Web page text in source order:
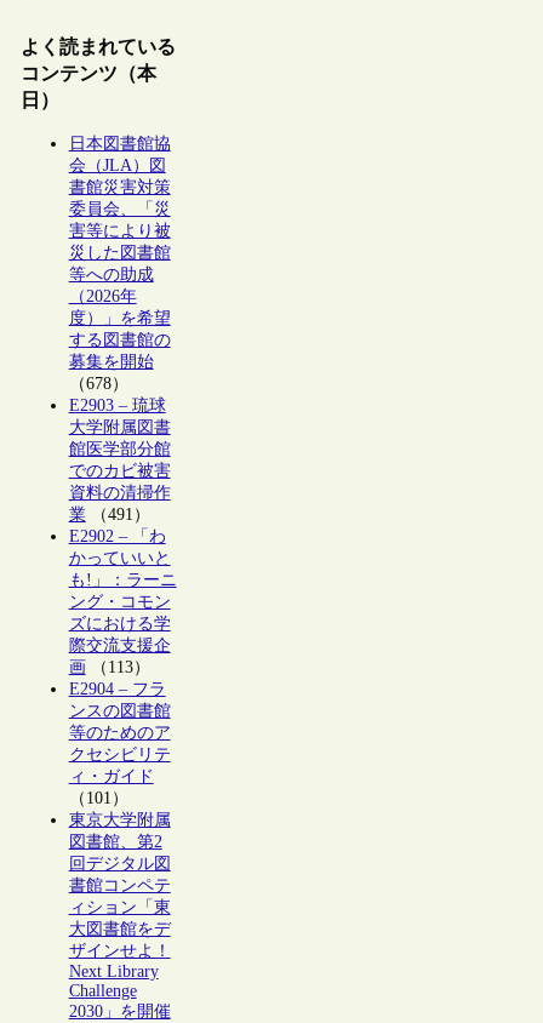
よく読まれている
コンテンツ（本
日）
日本図書館協
会（JLA）図
書館災害対策
委員会、「災
害等により被
災した図書館
等への助成
（2026年
度）」を希望
する図書館の
募集を開始
（678）
E2903 – 琉球
大学附属図書
館医学部分館
でのカビ被害
資料の清掃作
業（491）
E2902 – 「わ
かっていいと
も!」：ラーニ
ング・コモン
ズにおける学
際交流支援企
画 （113）
E2904 – フラ
ンスの図書館
等のためのア
クセシビリテ
ィ・ガイド
（101）
東京大学附属
図書館、第2
回デジタル図
書館コンペテ
ィション「東
大図書館をデ
ザインせよ！
Next Library
Challenge
2030」を開催